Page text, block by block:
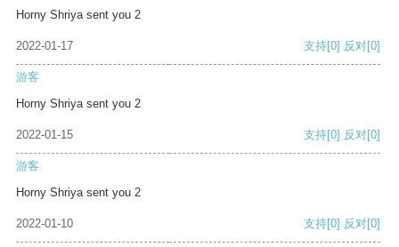
Horny Shriya sent you 2
2022-01-17 支持[0] 反对[0]
游客
Horny Shriya sent you 2
2022-01-15 支持[0] 反对[0]
游客
Horny Shriya sent you 2
2022-01-10 支持[0] 反对[0]